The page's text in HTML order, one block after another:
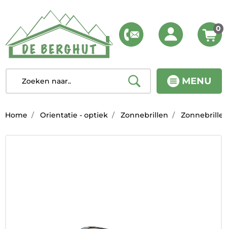
MENU
0
Home Orientatie - optiek Zonnebrillen